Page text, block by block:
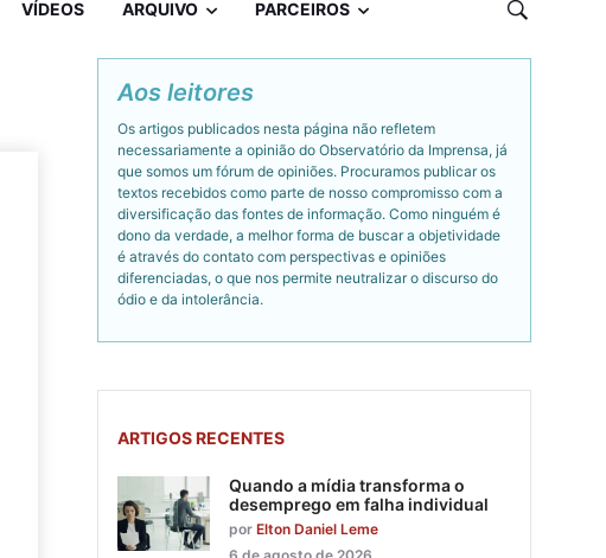
VÍDEOS ARQUIVO PARCEIROS
Aos leitores
Os artigos publicados nesta página não refletem
necessariamente a opinião do Observatório da Imprensa, já
que somos um fórum de opiniões. Procuramos publicar os
textos recebidos como parte de nosso compromisso com a
diversificação das fontes de informação. Como ninguém é
dono da verdade, a melhor forma de buscar a objetividade
é através do contato com perspectivas e opiniões
diferenciadas, o que nos permite neutralizar o discurso do
ódio e da intolerância.
ARTIGOS RECENTES
Quando a mídia transforma o
desemprego em falha individual
por Elton Daniel Leme